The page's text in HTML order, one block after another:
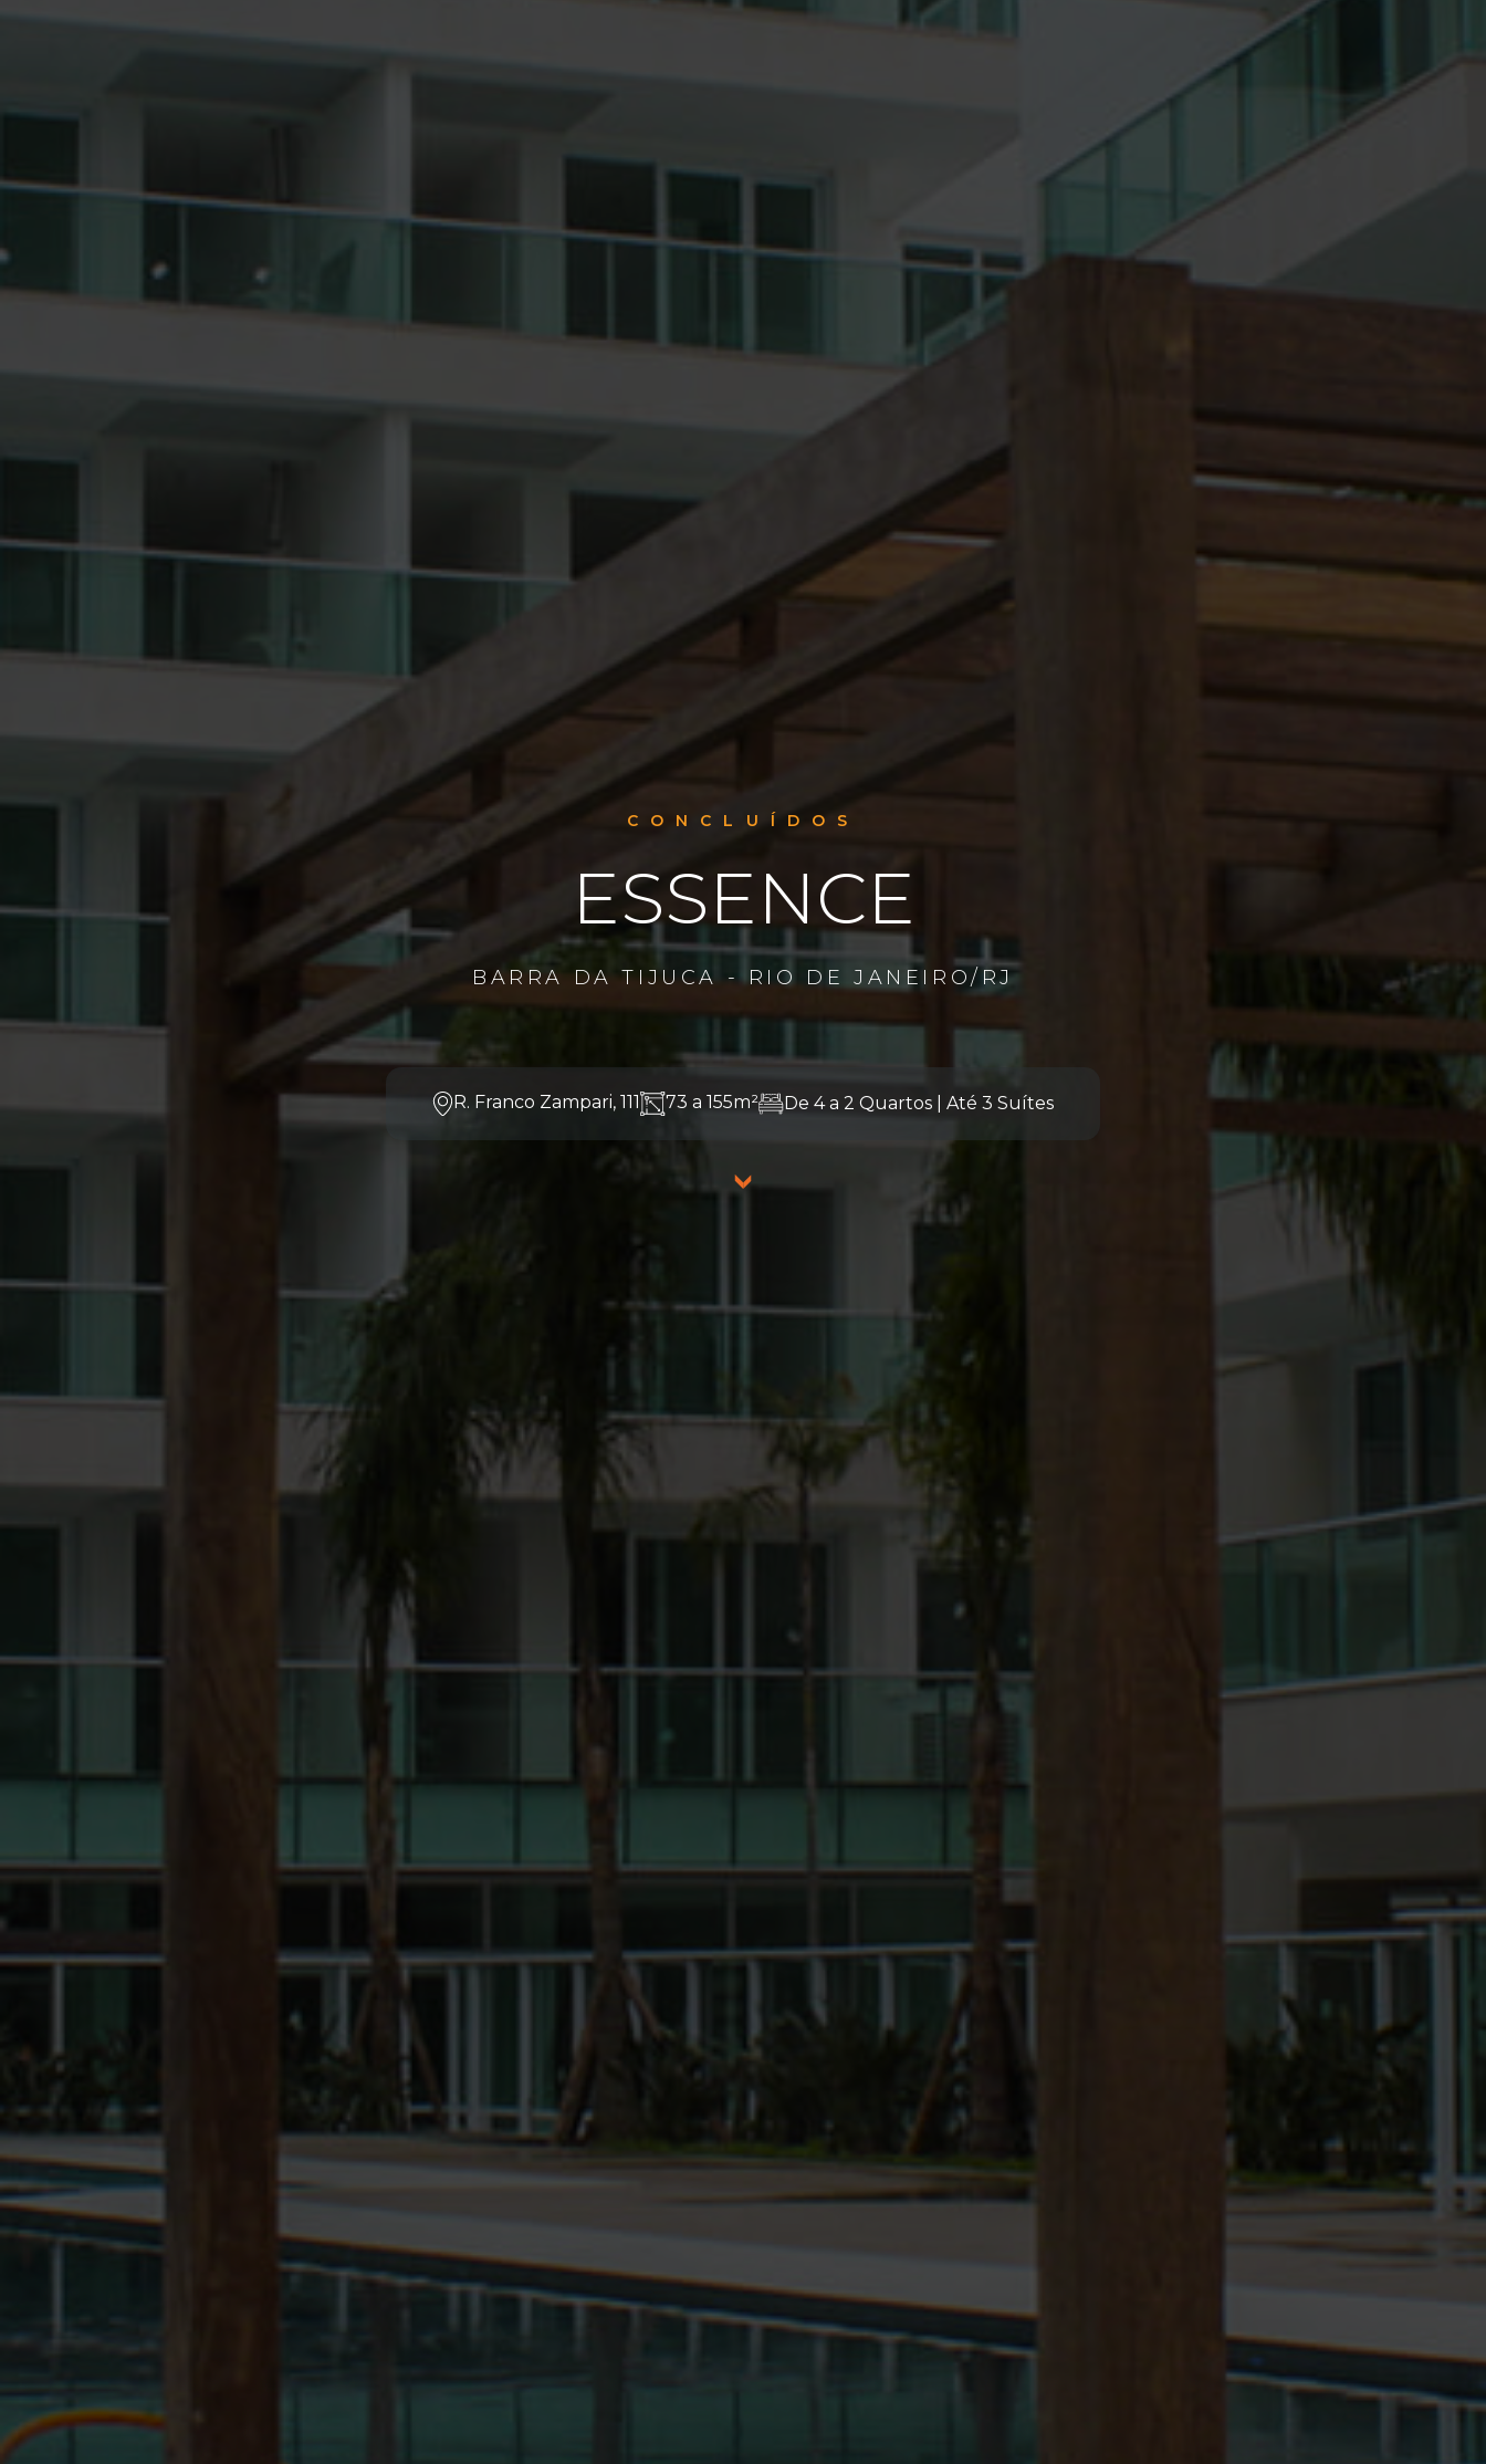
CONCLUÍDOS
ESSENCE
BARRA DA TIJUCA - RIO DE JANEIRO/RJ
R. Franco Zampari, 111 73 a 155m² De 4 a 2 Quartos | Até 3 Suítes